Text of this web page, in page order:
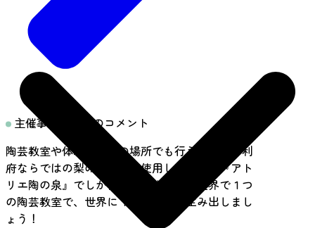
主催事業者からのコメント
陶芸教室や体験は、他の場所でも行えますが、利
府ならではの梨の木の灰を使用した作品は『アト
リエ陶の泉』でしか作成できません！世界で１つ
の陶芸教室で、世界に１つの作品を生み出しまし
ょう！